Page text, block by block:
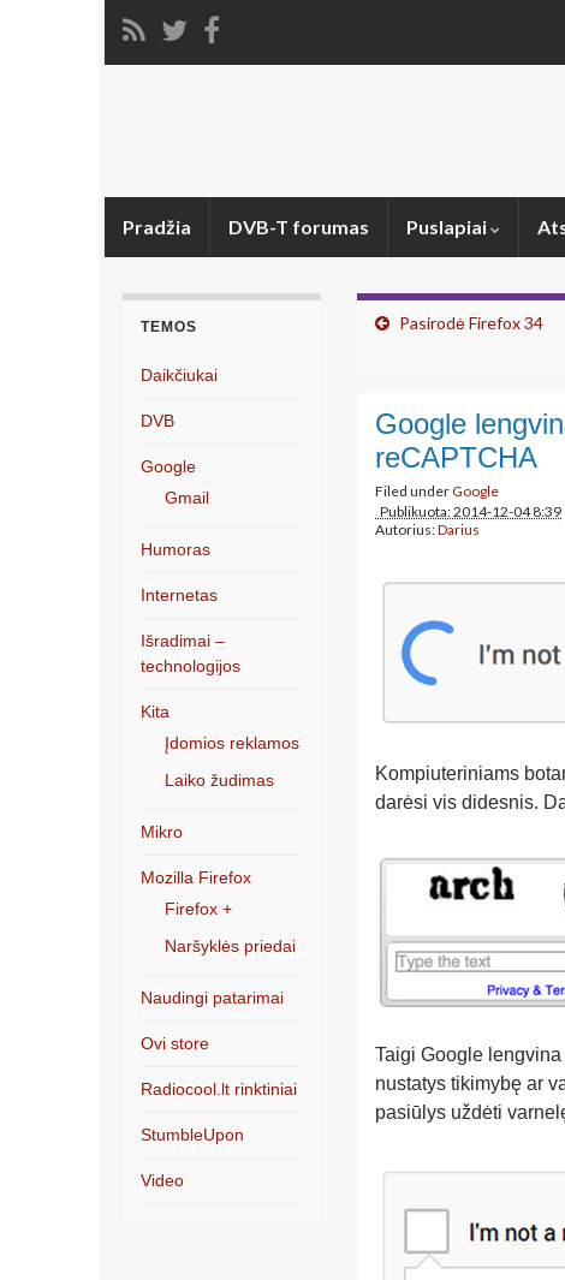
Pradžia DVB-T forumas Puslapiai
Pasirodė Firefox 34
Google
reCAPTCHA
Filed underGoogle
Publikuota: 2014-12-04 8:39
Autorius:Darius
Kompiuteriniams
darėsi vis didesnis.
Taigi Google
nustatys tikimybę ar
pasiūlys uždėti
TEMOS
Daikčiukai
DVB
Google
Gmail
Humoras
Internetas
Išradimai –
technologijos
Kita
Įdomios reklamos
Laiko žudimas
Mikro
Mozilla Firefox
Firefox +
Naršyklės priedai
Naudingi patarimai
Ovi store
Radiocool.lt rinktiniai
StumbleUpon
Video